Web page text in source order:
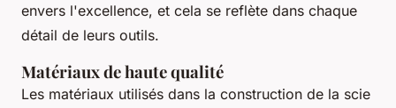
envers l'excellence, et cela se reflète dans chaque
détail de leurs outils.
Matériaux de haute qualité
Les matériaux utilisés dans la construction de la scie